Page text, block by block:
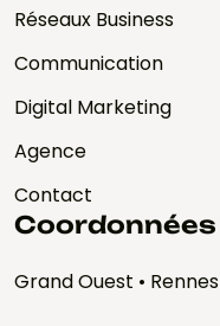
Réseaux Business
Communication
Digital Marketing
Agence
Contact
Coordonnées
Grand Ouest • Rennes